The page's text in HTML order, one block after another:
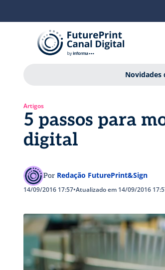
Novidades
Artigos
5 passos para
digital
Por Redação FuturePrint&Sign
14/09/2016 17:57•Atualizado em 14/09/2016